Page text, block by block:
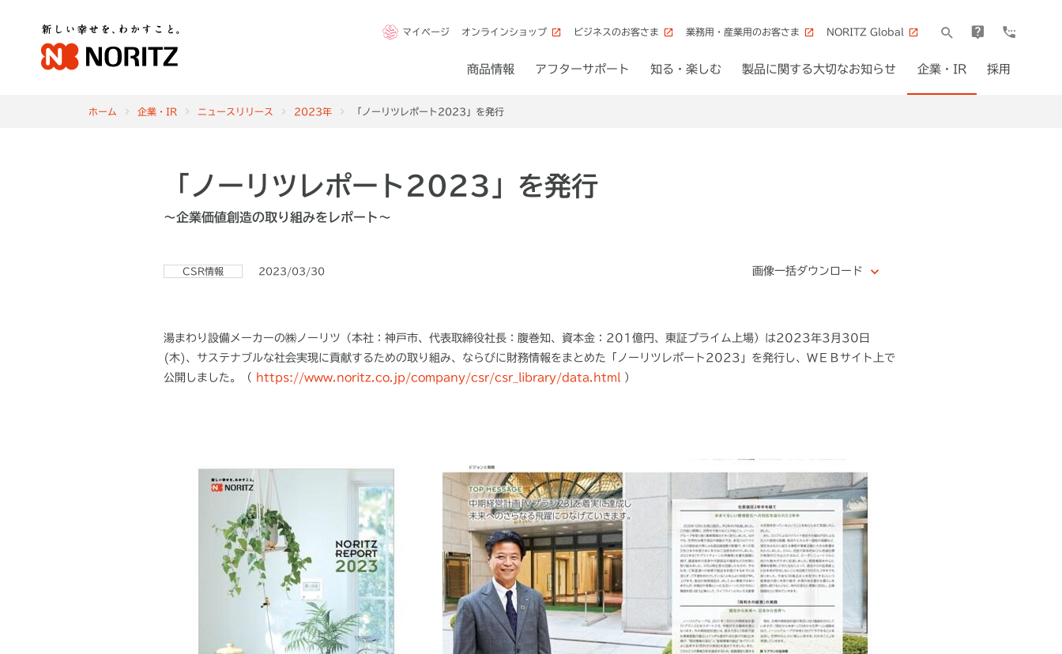
マイページ オンラインショップ ビジネスのお客さま 業務用・産業用のお客さま NORITZ Global
商品情報 アフターサポート 知る・楽しむ 製品に関する大切なお知らせ 企業・IR 採用
ホーム 企業・IR ニュースリリース 2023年 「ノーリツレポート2023」を発行
「ノーリツレポート2023」を発行
～企業価値創造の取り組みをレポート～
CSR情報 2023/03/30 画像一括ダウンロード
湯まわり設備メーカーの㈱ノーリツ（本社：神戸市、代表取締役社長：腹巻知、資本金： 201 億円、東証プライム上場）は2023年3 月 30 日
(木) 、サステナブルな社会実現に貢献するための取り組み、ならびに財務情報をまとめた「ノーリツレポート 2023 」を発行し、ＷＥＢサイト上で
公開しました。（
https://www.noritz.co.jp/company/csr/csr_library/data.html ）